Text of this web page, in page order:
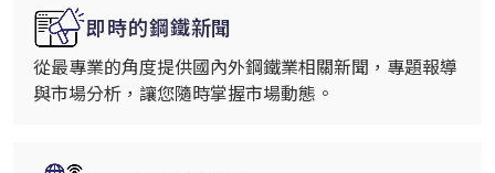
即時的鋼鐵新聞
從最專業的角度提供國內外鋼鐵業相關新聞，專題報導
與市場分析，讓您隨時掌握市場動態。